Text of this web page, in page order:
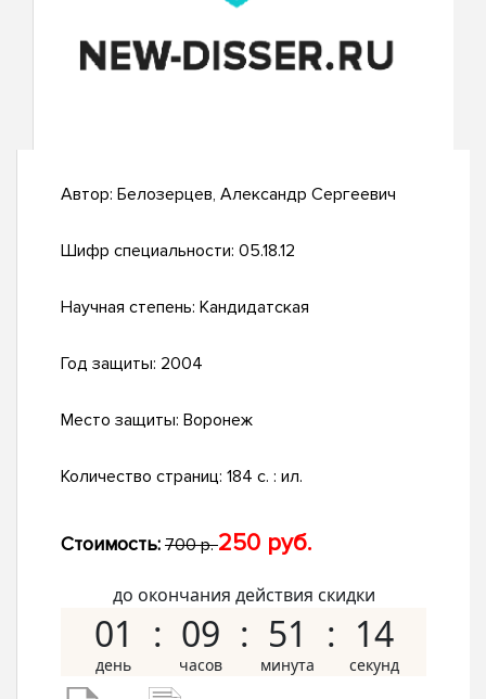
Автор: Белозерцев, Александр Сергеевич
Шифр специальности: 05.18.12
Научная степень: Кандидатская
Год защиты: 2004
Место защиты: Воронеж
Количество страниц: 184 с. : ил.
Стоимость: 700 р.250 руб.
до окончания действия скидки
01 09 51 13